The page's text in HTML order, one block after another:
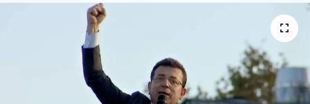
Ekonomi